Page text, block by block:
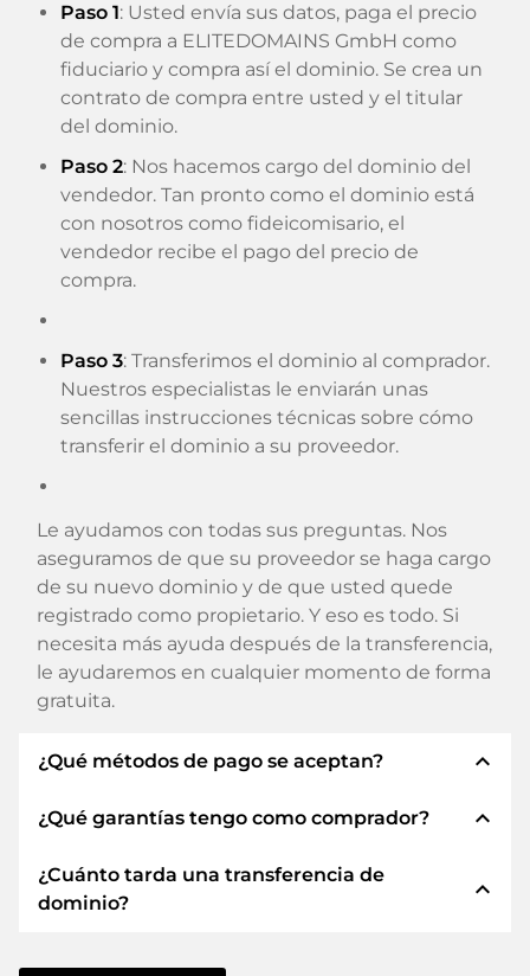
Paso 1: Usted envía sus datos, paga el precio
de compra a ELITEDOMAINS GmbH como
fiduciario y compra así el dominio. Se crea un
contrato de compra entre usted y el titular
del dominio.
Paso 2: Nos hacemos cargo del dominio del
vendedor. Tan pronto como el dominio está
con nosotros como fideicomisario, el
vendedor recibe el pago del precio de
compra.
Paso 3: Transferimos el dominio al comprador.
Nuestros especialistas le enviarán unas
sencillas instrucciones técnicas sobre cómo
transferir el dominio a su proveedor.
Le ayudamos con todas sus preguntas. Nos
aseguramos de que su proveedor se haga cargo
de su nuevo dominio y de que usted quede
registrado como propietario. Y eso es todo. Si
necesita más ayuda después de la transferencia,
le ayudaremos en cualquier momento de forma
gratuita.
¿Qué métodos de pago se aceptan? expand_less
Utilizamos SEPA como prepago y utilizamos
para los métodos de pago disponibles como:
Tarjetas de crédito, PayPal, Klarna, ApplePay,
¿Qué garantías tengo como comprador? expand_less
Siempre le garantizamos como comprador las
siguientes seguridades. Esto es lo que
¿Cuánto tarda una transferencia de
dominio?
expand_less
La transferencia de dominio a un nuevo